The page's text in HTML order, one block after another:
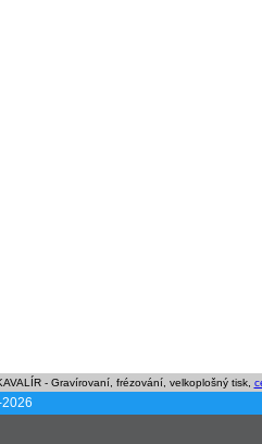
- Gravírovaní, frézování, velkoplošný tisk,